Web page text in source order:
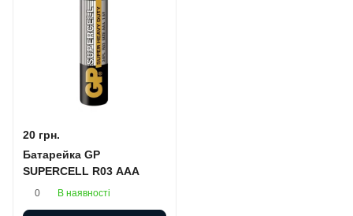
20 грн.
Батарейка GP
SUPERCELL R03 AAA
0 В наявності